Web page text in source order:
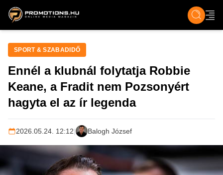
ZENE, FILM & KULT ÉLET TECH &
SPORT & SZABADIDŐ
Ennél a klubnál folytatja Robbie
Keane, a Fradit nem Pozsonyért
hagyta el az ír legenda
2026.05.24. 12:12| Balogh József